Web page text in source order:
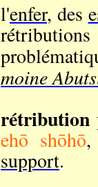
l'enfer, des
moine
rétribution
ehō shōhō,
support.